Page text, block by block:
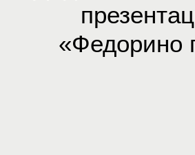
«Федорино